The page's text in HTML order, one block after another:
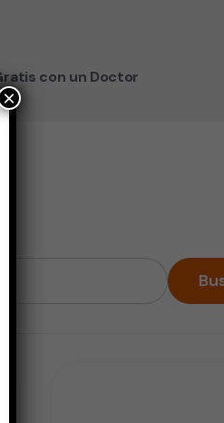
con un Doctor
×